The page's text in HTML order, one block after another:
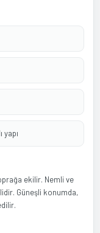
yapı
ekilir. Nemli ve
Güneşli konumda,